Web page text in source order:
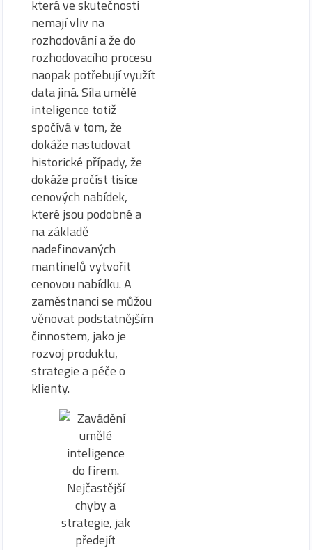
která ve skutečnosti
nemají vliv na
rozhodování a že do
rozhodovacího procesu
naopak potřebují využít
data jiná. Síla umělé
inteligence totiž
spočívá v tom, že
dokáže nastudovat
historické případy, že
dokáže pročíst tisíce
cenových nabídek,
které jsou podobné a
na základě
nadefinovaných
mantinelů vytvořit
cenovou nabídku. A
zaměstnanci se můžou
věnovat podstatnějším
činnostem, jako je
rozvoj produktu,
strategie a péče o
klienty.